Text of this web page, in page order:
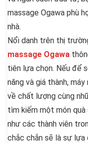
massage Ogawa phù
nhà.
Nổi danh trên thị
massage Ogawa
tiên lựa chọn. Nếu để
năng và giá thành,
về chất lượng cùng
tìm kiếm một món
như các thành viên
chắc chắn sẽ là sự lựa